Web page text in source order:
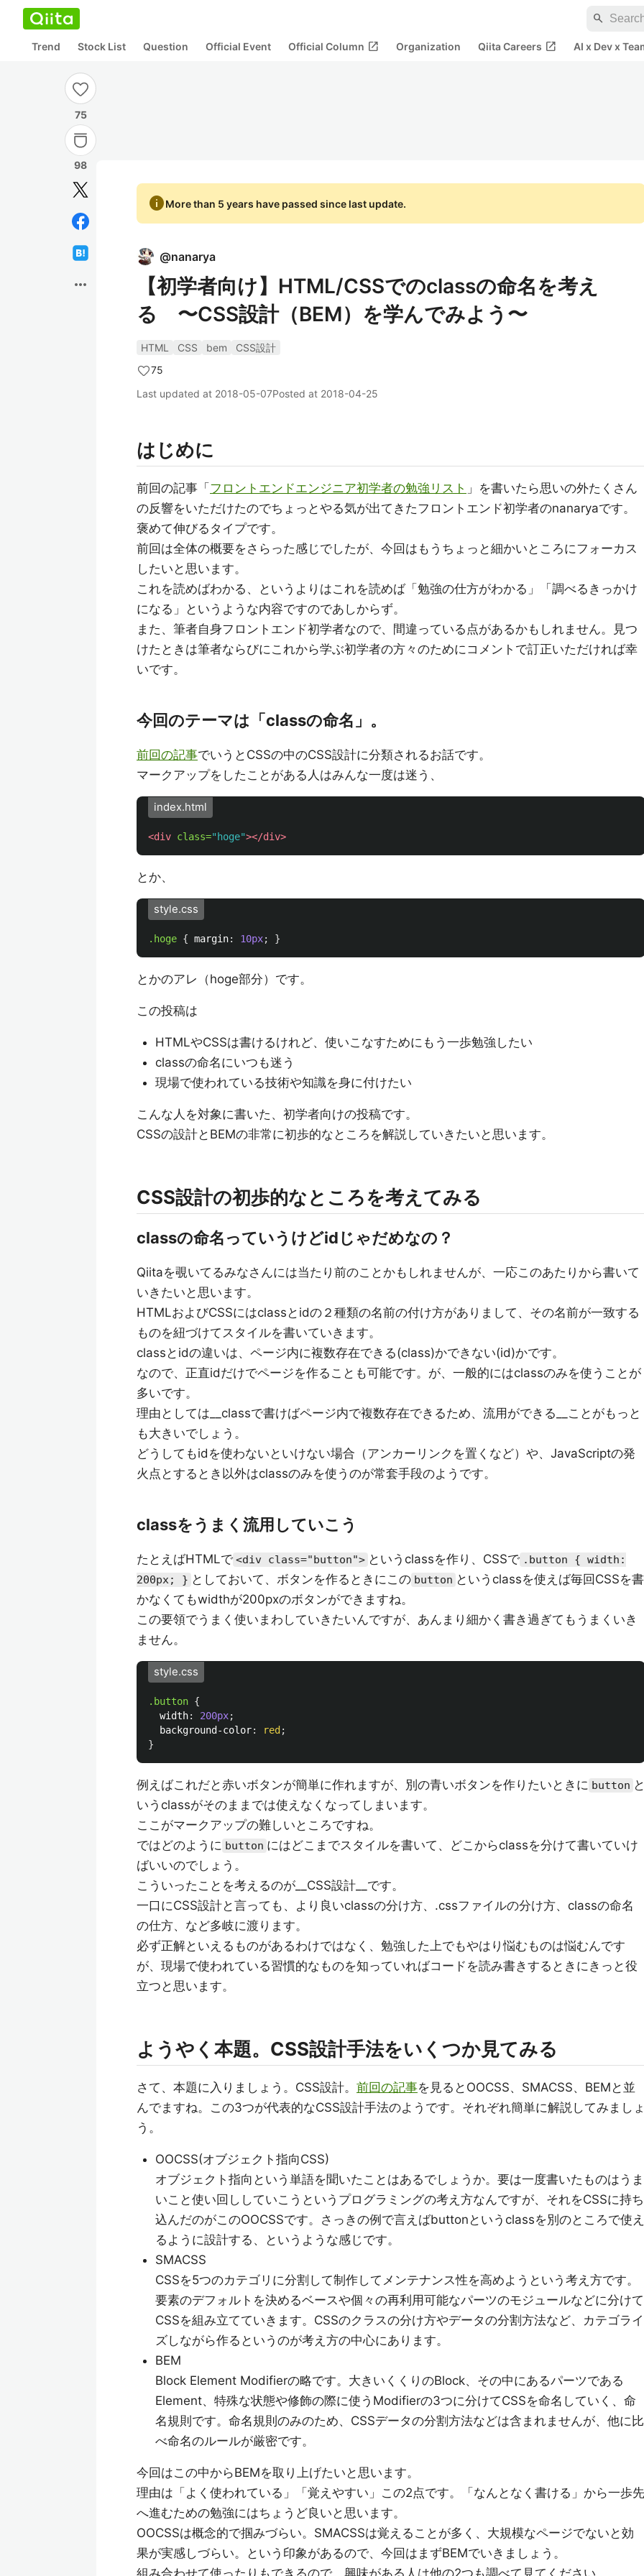
search
Trend Stock List Question Official Event Official Column open_in_new Organization Qiita Careers open_in_new AI x Dev x
75
98
more_horiz
infoMore than 5 years have passed since last update.
@nanarya
【初学者向け】HTML/CSSでのclassの命名を考え
る 〜CSS設計（BEM）を学んでみよう〜
HTML CSS bem
CSS設計
75
Last updated at 2018-05-07Posted at 2018-04-25
はじめに
前回の記事「 フロントエンドエンジニア初学者の勉強リスト 」を書いたら思いの外たくさん
の反響をいただけたのでちょっとやる気が出てきたフロントエンド初学者のnanaryaです。
褒めて伸びるタイプです。
前回は全体の概要をさらった感じでしたが、今回はもうちょっと細かいところにフォーカス
したいと思います。
これを読めばわかる、というよりはこれを読めば「勉強の仕方がわかる」「調べるきっかけ
になる」というような内容ですのであしからず。
また、筆者自身フロントエンド初学者なので、間違っている点があるかもしれません。見つ
けたときは筆者ならびにこれから学ぶ初学者の方々のためにコメントで訂正いただければ幸
いです。
今回のテーマは「classの命名」。
前回の記事でいうとCSSの中のCSS設計に分類されるお話です。
マークアップをしたことがある人はみんな一度は迷う、
index.html
<div class="hoge"></div>
とか、
style.css
.hoge { margin: 10px; }
とかのアレ（hoge部分）です。
この投稿は
HTMLやCSSは書けるけれど、使いこなすためにもう一歩勉強したい
classの命名にいつも迷う
現場で使われている技術や知識を身に付けたい
こんな人を対象に書いた、初学者向けの投稿です。
CSSの設計とBEMの非常に初歩的なところを解説していきたいと思います。
CSS設計の初歩的なところを考えてみる
classの命名っていうけどidじゃだめなの？
Qiitaを覗いてるみなさんには当たり前のことかもしれませんが、一応このあたりから書いて
いきたいと思います。
HTMLおよびCSSにはclassとidの２種類の名前の付け方がありまして、その名前が一致する
ものを紐づけてスタイルを書いていきます。
classとidの違いは、ページ内に複数存在できる(class)かできない(id)かです。
なので、正直idだけでページを作ることも可能です。が、一般的にはclassのみを使うことが
多いです。
理由としては__classで書けばページ内で複数存在できるため、流用ができる__ことがもっと
も大きいでしょう。
どうしてもidを使わないといけない場合（アンカーリンクを置くなど）や、JavaScriptの発
火点とするとき以外はclassのみを使うのが常套手段のようです。
classをうまく流用していこう
たとえばHTMLで <div class="button"> というclassを作り、CSSで .button { width:
200px; } としておいて、ボタンを作るときにこの button というclassを使えば毎回CSSを書
かなくてもwidthが200pxのボタンができますね。
この要領でうまく使いまわしていきたいんですが、あんまり細かく書き過ぎてもうまくいき
ません。
style.css
.button {
width: 200px;
background-color: red ;
}
例えばこれだと赤いボタンが簡単に作れますが、別の青いボタンを作りたいときに button
いうclassがそのままでは使えなくなってしまいます。
ここがマークアップの難しいところですね。
ではどのように button にはどこまでスタイルを書いて、どこからclassを分けて書いていけ
ばいいのでしょう。
こういったことを考えるのが__CSS設計__です。
一口にCSS設計と言っても、より良いclassの分け方、.cssファイルの分け方、classの命名
の仕方、など多岐に渡ります。
必ず正解といえるものがあるわけではなく、勉強した上でもやはり悩むものは悩むんです
が、現場で使われている習慣的なものを知っていればコードを読み書きするときにきっと役
立つと思います。
ようやく本題。CSS設計手法をいくつか見てみる
さて、本題に入りましょう。CSS設計。 前回の記事を見るとOOCSS、SMACSS、BEMと並
んでますね。この3つが代表的なCSS設計手法のようです。それぞれ簡単に解説してみまし
う。
OOCSS(オブジェクト指向CSS)
オブジェクト指向という単語を聞いたことはあるでしょうか。要は一度書いたものはうま
いこと使い回ししていこうというプログラミングの考え方なんですが、それをCSSに持ち
込んだのがこのOOCSSです。さっきの例で言えばbuttonというclassを別のところで使え
るように設計する、というような感じです。
SMACSS
CSSを5つのカテゴリに分割して制作してメンテナンス性を高めようという考え方です。
要素のデフォルトを決めるベースや個々の再利用可能なパーツのモジュールなどに分けて
CSSを組み立てていきます。CSSのクラスの分け方やデータの分割方法など、カテゴライ
ズしながら作るというのが考え方の中心にあります。
BEM
Block Element Modifierの略です。大きいくくりのBlock、その中にあるパーツである
Element、特殊な状態や修飾の際に使うModifierの3つに分けてCSSを命名していく、命
名規則です。命名規則のみのため、CSSデータの分割方法などは含まれませんが、他に比
べ命名のルールが厳密です。
今回はこの中からBEMを取り上げたいと思います。
理由は「よく使われている」「覚えやすい」この2点です。「なんとなく書ける」から一歩先
へ進むための勉強にはちょうど良いと思います。
OOCSSは概念的で掴みづらい。SMACSSは覚えることが多く、大規模なページでないと効
果が実感しづらい。という印象があるので、今回はまずBEMでいきましょう。
組み合わせて使ったりもできるので、興味がある人は他の2つも調べて見てください。